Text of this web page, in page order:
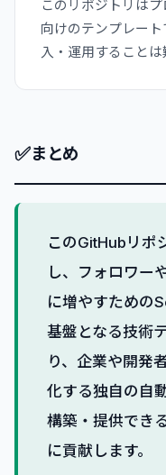
このリポジトリは
向けのテンプレー
入・運用することは
✅まとめ
このGitHubリポ
し、フォロワー
に増やすための
基盤となる技術
り、企業や開発
化する独自の自
構築・提供でき
に貢献します。